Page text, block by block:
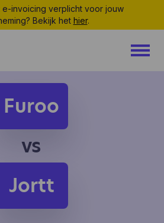
e-invoicing verplicht voor jouw
Bekijk het hier.
Furoo
vs
Jortt